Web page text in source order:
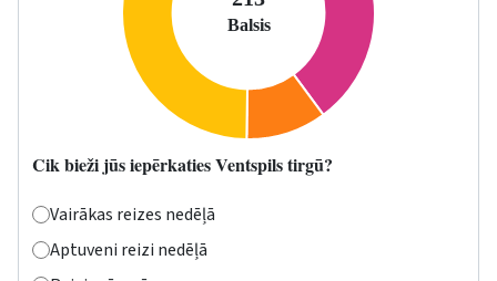
Cik bieži jūs iepērkaties Ventspils tirgū?
Vairākas reizes nedēļā
Aptuveni reizi nedēļā